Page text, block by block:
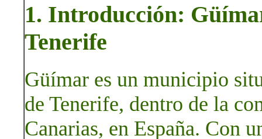
1. Introducción:
Tenerife
Güímar es un municipio
de Tenerife, dentro de la
Canarias, en España. Con